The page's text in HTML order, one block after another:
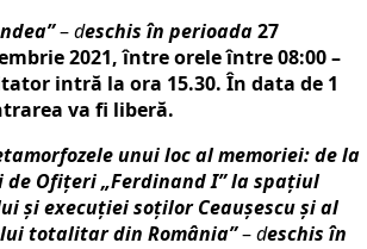
–deschis în perioada27
2021, între orele între 08:00 –
intră la ora 15.30. În data de 1
va fi liberă.
unui loc al memoriei: de la
de Ofiţeri „Ferdinand I” la spaţiul
şi execuţiei soţilor Ceauşescu şi al
totalitar din România”–deschis în